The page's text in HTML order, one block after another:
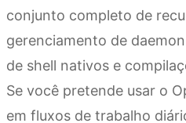
conjunto completo de
gerenciamento de
de shell nativos e
Se você pretende usar o
em fluxos de trabalho